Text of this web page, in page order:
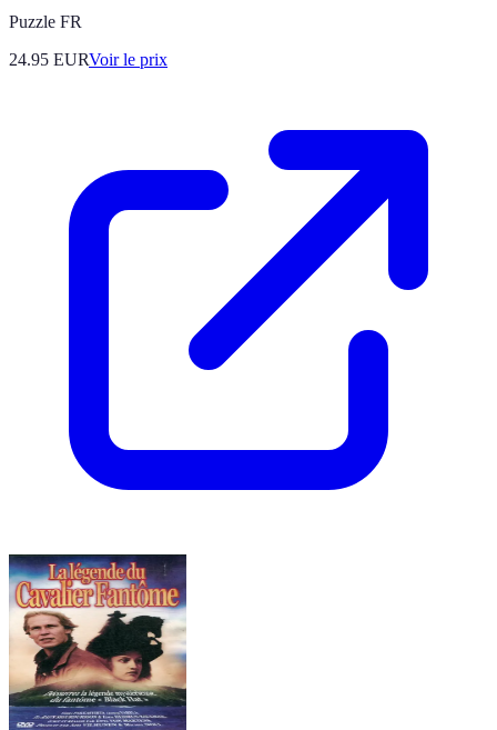
Puzzle FR
24.95 EURVoir le prix